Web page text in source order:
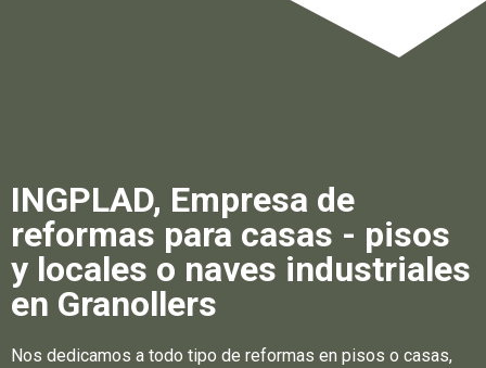
INGPLAD, Empresa de
reformas para casas - pisos
y locales o naves industriales
en Granollers
Nos dedicamos a todo tipo de reformas en pisos o casas,